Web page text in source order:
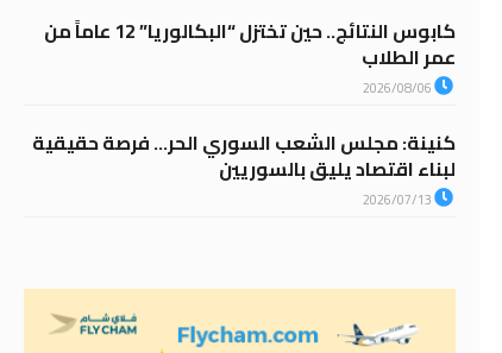
كابوس النتائج.. حين تختزل “البكالوريا” 12 عاماً من
عمر الطلاب
2026/08/06
كنينة: مجلس الشعب السوري الحر… فرصة حقيقية
لبناء اقتصاد يليق بالسوريين
2026/07/13